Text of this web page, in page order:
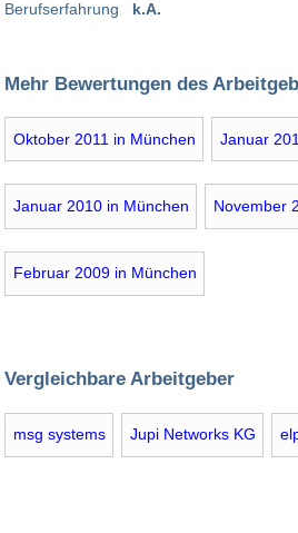
Berufserfahrung
k.A.
Mehr Bewertungen des
Oktober 2011 in München Januar
Januar 2010 in München November
Februar 2009 in München
Vergleichbare Arbeitgeber
msg systems Jupi Networks KG